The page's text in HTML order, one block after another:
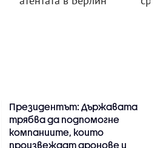
Президентът: Държавата
трябва да подпомогне
компаниите, които
произвеждат дронове и